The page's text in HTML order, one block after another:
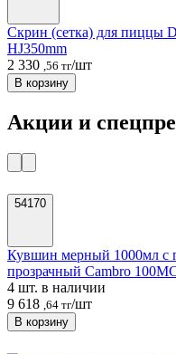
Скрин (сетка) для пиццы
HJ350mm
2 330 ,56 тг/шт
В корзину
Акции и
54170
Кувшин мерный 1000мл с
прозрачный Cambro
4 шт. в наличии
9 618 ,64 тг/шт
В корзину